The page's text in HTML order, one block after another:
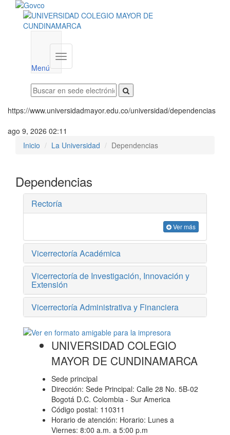
Menú
Menú
institucional
https://www.universidadmayor.edu.co/universidad/dependencias
ago 9, 2026 02:11
Inicio
La Universidad Dependencias
Dependencias
Rectoría
Ver más
Vicerrectoría Académica
Vicerrectoría de Investigación, Innovación y
Extensión
Vicerrectoría Administrativa y Financiera
UNIVERSIDAD COLEGIO
MAYOR DE CUNDINAMARCA
Sede principal
Dirección: Sede Principal: Calle 28 No. 5B-02
Bogotá D.C. Colombia - Sur America
Código postal: 110311
Horario de atención: Horario: Lunes a
Viernes: 8:00 a.m. a 5:00 p.m